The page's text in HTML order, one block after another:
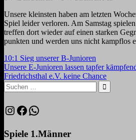
Unsere kleinsten haben am letzten
Spiel leider verloren. Am Samstag
treffen dort wieder auf einen starken
punkten und werden uns nicht kampflos
Beitragsnavigation
Vorheriger
Beitrag:
10:1 Sieg unserer B-Junioren
Nächster
Beitrag:
Unsere E-Junioren lassen tapfer
Friedrichsthal e.V. keine Chance
Suchen
nach:
Suchen
Instagram
Facebook
WhatsApp
Spiele 1.Männer